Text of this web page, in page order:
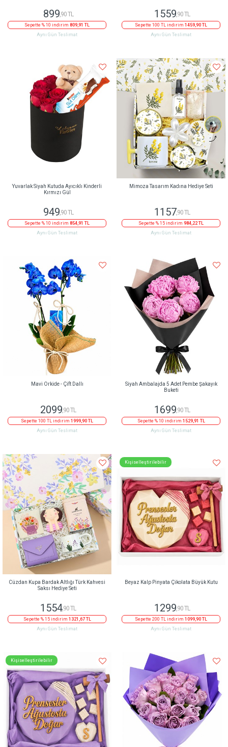
899,90 TL
Sepette % 10 indirim 809,91 TL
Aynı Gün Teslimat
1559,90 TL
Sepette 100 TL indirim 1459,90 TL
Aynı Gün Teslimat
Yuvarlak Siyah Kutuda Ayıcıklı Kinderli
Kırmızı Gül
949,90 TL
Sepette % 10 indirim 854,91 TL
Aynı Gün Teslimat
Mimoza Tasarım Kadına Hediye Seti
1157,90 TL
Sepette % 15 indirim 984,22 TL
Aynı Gün Teslimat
Mavi Orkide - Çift Dallı
2099,90 TL
Sepette 100 TL indirim 1999,90 TL
Aynı Gün Teslimat
Siyah Ambalajda 5 Adet Pembe Şakayık
Buketi
1699,90 TL
Sepette % 10 indirim 1529,91 TL
Aynı Gün Teslimat
Cüzdan Kupa Bardak Altlığı Türk Kahvesi
Saksı Hediye Seti
1554,90 TL
Sepette % 15 indirim 1321,67 TL
Aynı Gün Teslimat
Kişiselleştirilebilir
Beyaz Kalp Pinyata Çikolata Büyük Kutu
1299 ,90 TL
Sepette 200 TL indirim 1099,90 TL
Aynı Gün Teslimat
Kişiselleştirilebilir